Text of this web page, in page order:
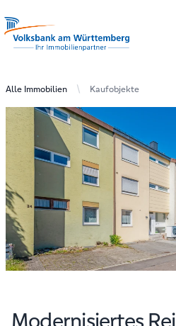
Your Company
Volksbank am Württemberg - Ihr
Alle Immobilien Kaufobjekte